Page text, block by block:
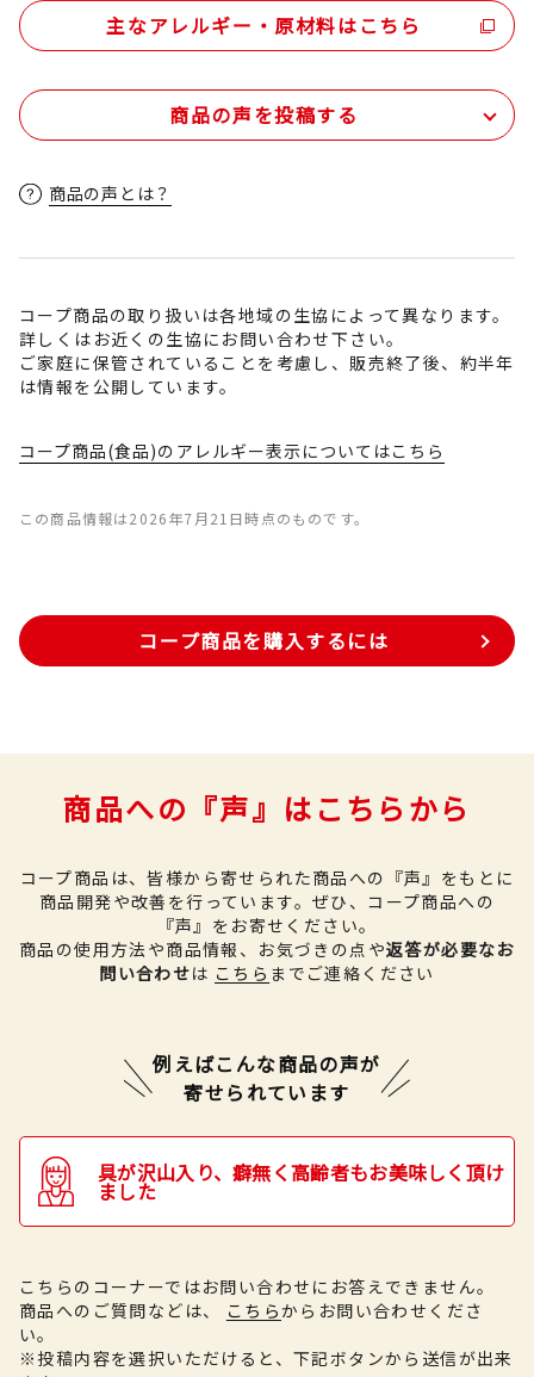
主なアレルギー・原材料はこちら
商品の声を投稿する
商品の声とは？
コープ商品の取り扱いは各地域の生協によって異なります。
詳しくはお近くの生協にお問い合わせ下さい。
ご家庭に保管されていることを考慮し、販売終了後、約半年
は情報を公開しています。
コープ商品(食品)のアレルギー表示についてはこちら
この商品情報は2026年7月21日時点のものです。
コープ商品を購入するには
商品への『声』はこちらから
コープ商品は、皆様から寄せられた商品への『声』をもとに
商品開発や改善を行っています。 ぜひ、コープ商品への
『声』をお寄せください。
商品の使用方法や商品情報、お気づきの点や返答が必要なお
問い合わせは こちら までご連絡ください
例えばこんな商品の声が
寄せられています
具が沢山入り、癖無く高齢者もお美味しく頂け
ました
こちらのコーナーではお問い合わせにお答えできません。
商品へのご質問などは、
こちらからお問い合わせくださ
い。
※投稿内容を選択いただけると、下記ボタンから送信が出来